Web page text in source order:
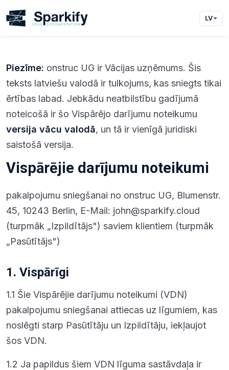
LV
Piezīme: onstruc UG ir Vācijas uzņēmums. Šis
teksts latviešu valodā ir tulkojums, kas sniegts tikai
ērtības labad. Jebkādu neatbilstību gadījumā
noteicošā ir šo Vispārējo darījumu noteikumu
versija vācu valodā, un tā ir vienīgā juridiski
saistošā versija.
Vispārējie darījumu noteikumi
pakalpojumu sniegšanai no onstruc UG, Blumenstr.
45, 10243 Berlin, E-Mail: john@sparkify.cloud
(turpmāk „Izpildītājs") saviem klientiem (turpmāk
„Pasūtītājs")
1. Vispārīgi
1.1 Šie Vispārējie darījumu noteikumi (VDN)
pakalpojumu sniegšanai attiecas uz līgumiem, kas
noslēgti starp Pasūtītāju un Izpildītāju, iekļaujot
šos VDN.
1.2 Ja papildus šiem VDN līguma sastāvdaļa ir